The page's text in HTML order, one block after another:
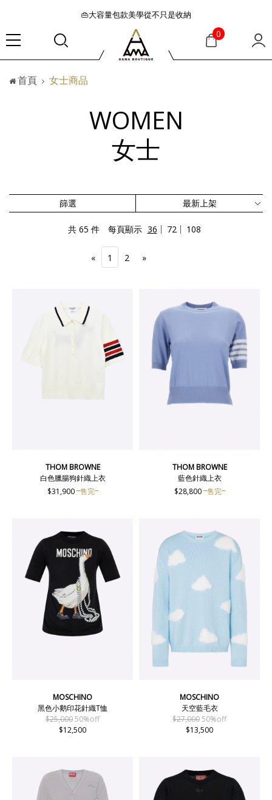
👜大容量包款美學從不只是收納
『折扣』降臨，將時髦夏季全部收藏
🟤「萬元初」入手HEREU小眾靜奢品牌包款
🟤TODS的義大利經典美學超越了短暫流行
『折扣』降臨，將時髦夏季全部收藏
🟤「萬元初」入手HEREU小眾靜奢品牌包款
0
首頁 女士商品
WOMEN
女士
篩選
共 65 件 每頁顯示 36 72 108
« 1 2 »
THOM BROWNE
白色臘腸狗針織上衣
$31,900 售完
THOM BROWNE
藍色針織上衣
$28,800 售完
MOSCHINO
黑色小鹅印花針織T恤
$25,00050%off
$12,500
MOSCHINO
天空藍毛衣
$27,00050%off
$13,500